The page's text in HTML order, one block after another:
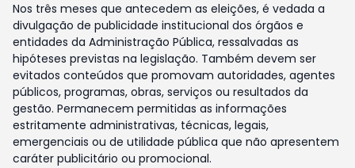
Nos três meses que antecedem as eleições, é vedada a
divulgação de publicidade institucional dos órgãos e
entidades da Administração Pública, ressalvadas as
hipóteses previstas na legislação. Também devem ser
evitados conteúdos que promovam autoridades, agentes
públicos, programas, obras, serviços ou resultados da
gestão. Permanecem permitidas as informações
estritamente administrativas, técnicas, legais,
emergenciais ou de utilidade pública que não apresentem
caráter publicitário ou promocional.